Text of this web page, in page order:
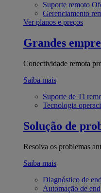
Suporte remoto
Gerenciamento
Ver planos e preços
Grandes
Conectividade remota
Saiba mais
Suporte de TI
Tecnologia
Solução de
Resolva os problemas
Saiba mais
Diagnóstico de
Automação de